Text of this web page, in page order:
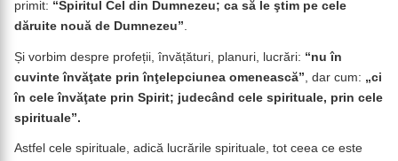
primit: “Spiritul Cel din Dumnezeu; ca să le ştim pe cele
dăruite nouă de Dumnezeu”.
Și vorbim despre profeții, învățături, planuri, lucrări: “nu în
cuvinte învăţate prin înţelepciunea omenească” , dar cum: „ci
în cele învăţate prin Spirit; judecând cele spirituale, prin cele
spirituale”.
Astfel cele spirituale, adică lucrările spirituale, tot ceea ce este